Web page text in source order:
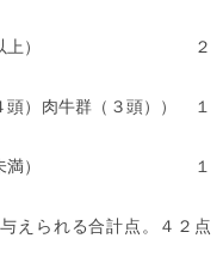
ヶ月以上） ２
肉牛群（３頭）） １
ヶ月未満） １
られる合計点。４２点